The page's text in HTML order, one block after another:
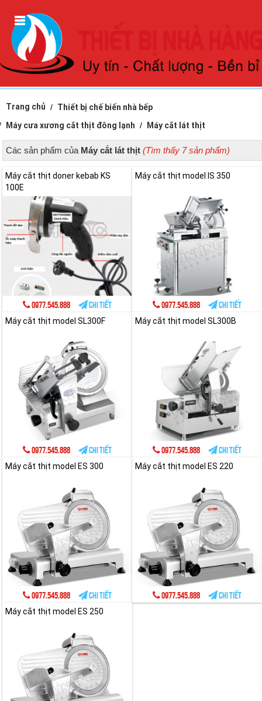
Trang chủ
Thiết bị chế biến nhà bếp
Máy cưa xương cắt thịt đông lạnh
Máy cắt lát thịt
Các sản phẩm của Máy cắt lát thịt (Tìm thấy 7 sản phẩm)
Máy cắt thịt doner kebab KS
100E
0977.545.888 Chi tiết
Máy cắt thịt model IS 350
0977.545.888
Chi tiết
Máy cắt thịt model SL300F
0977.545.888 Chi tiết
Máy cắt thịt model SL300B
0977.545.888
Chi tiết
Máy cắt thịt model ES 300
0977.545.888 Chi tiết
Máy cắt thịt model ES 220
0977.545.888
Chi tiết
Máy cắt thịt model ES 250